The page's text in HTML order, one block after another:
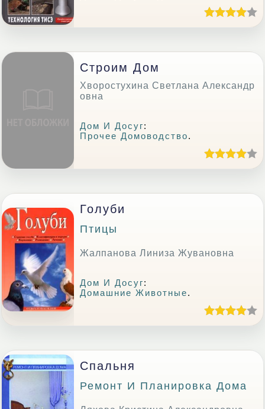
Строим Дом
Хворостухина Светлана Александр
овна
Дом И Досуг:
Прочее Домоводство.
Голуби
Птицы
Жалпанова Линиза Жувановна
Дом И Досуг:
Домашние Животные.
Спальня
Ремонт И Планировка Дома